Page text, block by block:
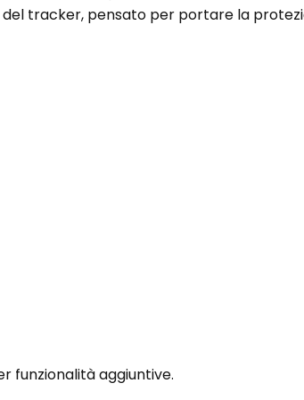
tracker, pensato per portare la
funzionalità aggiuntive.